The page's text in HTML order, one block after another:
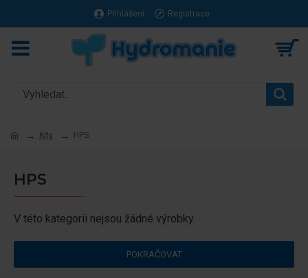
Přihlášení Registrace
Kity HPS
HPS
V této kategorii nejsou žádné výrobky.
POKRAČOVAT